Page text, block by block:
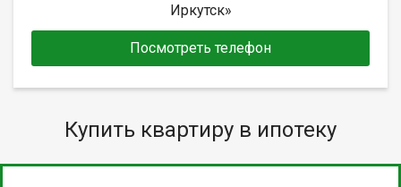
Иркутск»
Посмотреть телефон
Купить квартиру в ипотеку